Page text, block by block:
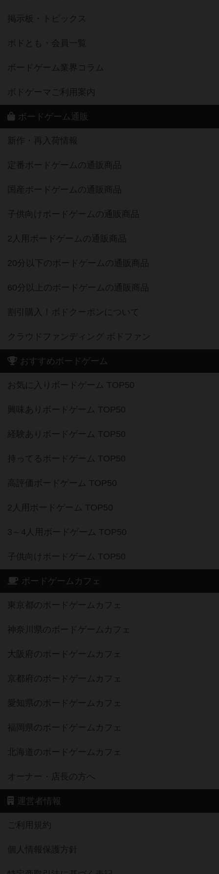
掲示板・トピックス
ボドとも・会員一覧
ボードゲーム業界コラム
ボドゲーマご利用案内
ボードゲーム通販
新作・再入荷情報
定番ボードゲームの通販商品
国産ボードゲームの通販商品
子供向けボードゲームの通販商品
2人用ボードゲームの通販商品
20分以下のボードゲームの通販商品
60分以上のボードゲームの通販商品
割引購入！ボドクーポンについて
クラウドファンディング ボドファン
おすすめボードゲーム
お気に入りボードゲーム TOP50
興味ありボードゲーム TOP50
経験ありボードゲーム TOP50
持ってるボードゲーム TOP50
高評価ボードゲーム TOP50
2人用ボードゲーム TOP50
3～4人用ボードゲーム TOP50
子供向けボードゲーム TOP50
ボードゲームカフェ
東京都のボードゲームカフェ
神奈川県のボードゲームカフェ
大阪府のボードゲームカフェ
京都府のボードゲームカフェ
愛知県のボードゲームカフェ
福岡県のボードゲームカフェ
北海道のボードゲームカフェ
オーナー・店長の方へ
運営者情報
ご利用規約
個人情報保護方針